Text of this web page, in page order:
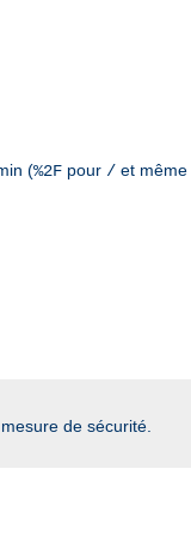
(%2F pour / et même
de sécurité.